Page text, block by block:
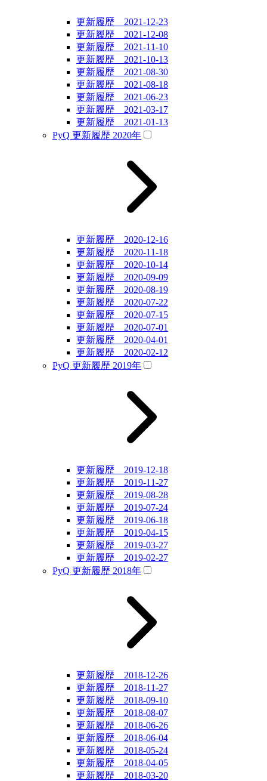
更新履歴 2021-12-23
更新履歴 2021-12-08
更新履歴 2021-11-10
更新履歴 2021-10-13
更新履歴 2021-08-30
更新履歴 2021-08-18
更新履歴 2021-06-23
更新履歴 2021-03-17
更新履歴 2021-01-13
PyQ 更新履歴 2020年
更新履歴 2020-12-16
更新履歴 2020-11-18
更新履歴 2020-10-14
更新履歴 2020-09-09
更新履歴 2020-08-19
更新履歴 2020-07-22
更新履歴 2020-07-15
更新履歴 2020-07-01
更新履歴 2020-04-01
更新履歴 2020-02-12
PyQ 更新履歴 2019年
更新履歴 2019-12-18
更新履歴 2019-11-27
更新履歴 2019-08-28
更新履歴 2019-07-24
更新履歴 2019-06-18
更新履歴 2019-04-15
更新履歴 2019-03-27
更新履歴 2019-02-27
PyQ 更新履歴 2018年
更新履歴 2018-12-26
更新履歴 2018-11-27
更新履歴 2018-09-10
更新履歴 2018-08-07
更新履歴 2018-06-26
更新履歴 2018-06-04
更新履歴 2018-05-24
更新履歴 2018-04-05
更新履歴 2018-03-20